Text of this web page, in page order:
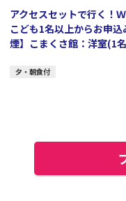
アクセスセットで行く！
こども1名以上からお申
煙】こまくさ館：洋室(1
夕・朝食付